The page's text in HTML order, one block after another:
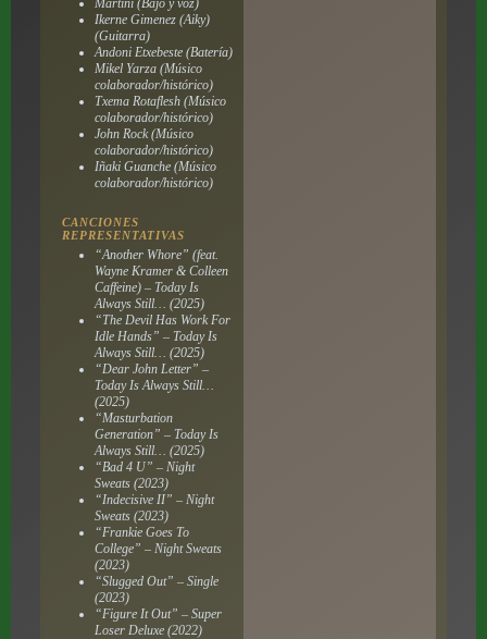
Martini (Bajo y voz)
Ikerne Gimenez (Aiky)
(Guitarra)
Andoni Etxebeste (Batería)
Mikel Yarza (Músico
colaborador/histórico)
Txema Rotaflesh (Músico
colaborador/histórico)
John Rock (Músico
colaborador/histórico)
Iñaki Guanche (Músico
colaborador/histórico)
CANCIONES
REPRESENTATIVAS
“Another Whore” (feat.
Wayne Kramer & Colleen
Caffeine) – Today Is
Always Still… (2025)
“The Devil Has Work For
Idle Hands” – Today Is
Always Still… (2025)
“Dear John Letter” –
Today Is Always Still…
(2025)
“Masturbation
Generation” – Today Is
Always Still… (2025)
“Bad 4 U” – Night
Sweats(2023)
“Indecisive II” – Night
Sweats(2023)
“Frankie Goes To
College” – Night Sweats
(2023)
“Slugged Out” – Single
(2023)
“Figure It Out” – Super
Loser Deluxe(2022)